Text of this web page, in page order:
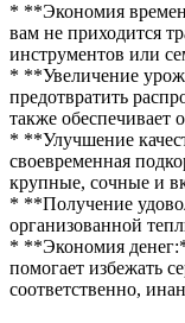
* **Экономия
вам не приходится
инструментов или
* **Увеличение
предотвратить
также обеспечивает
* **Улучшение
своевременная
крупные, сочные и
* **Получение
организованной
* **Экономия
помогает избежать
соответственно,